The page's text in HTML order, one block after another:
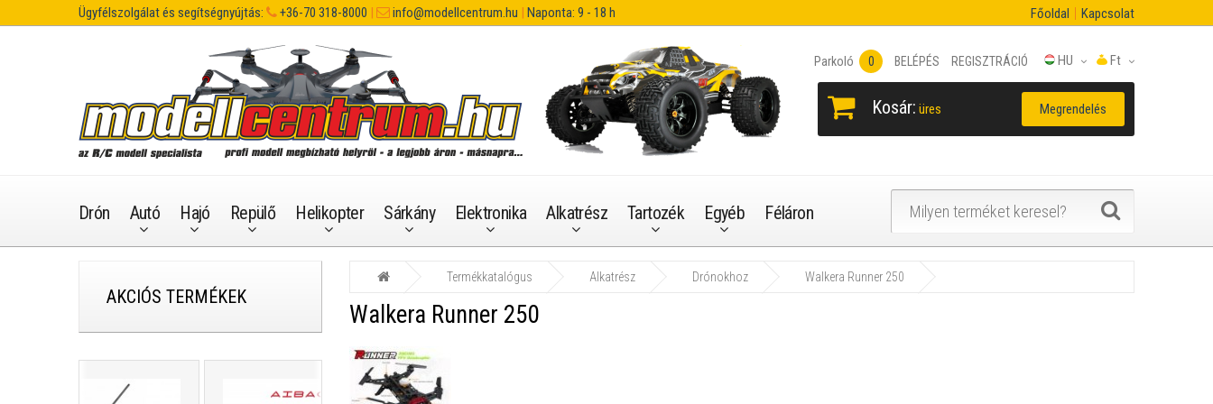
Ügyfélszolgálat és segítségnyújtás: +36-70 318-8000 | info@modellcentrum.hu | Naponta: 9 - 18 h Főoldal Kapcsolat
Ft
HU
Parkoló 0 BELÉPÉS REGISZTRÁCIÓ
Kosár: üres Megrendelés
Drón Autó Hajó Repülő Helikopter Sárkány Elektronika Alkatrész Tartozék Egyéb Féláron
Termékkatalógus Alkatrész Drónokhoz Walkera Runner 250
Walkera Runner 250
AKCIÓS TERMÉKEK